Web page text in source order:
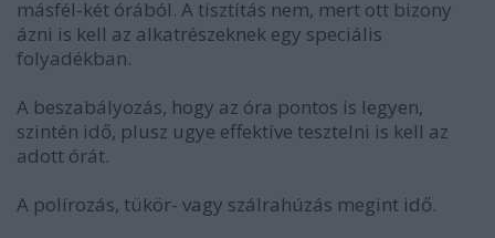
másfél-két órából. A tisztítás nem, mert ott bizony
ázni is kell az alkatrészeknek egy speciális
folyadékban.
A beszabályozás, hogy az óra pontos is legyen,
szintén idő, plusz ugye effektíve tesztelni is kell az
adott órát.
A polírozás, tükör- vagy szálrahúzás megint idő.